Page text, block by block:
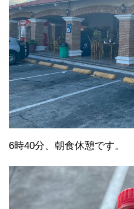
6時40分、朝食休憩です。